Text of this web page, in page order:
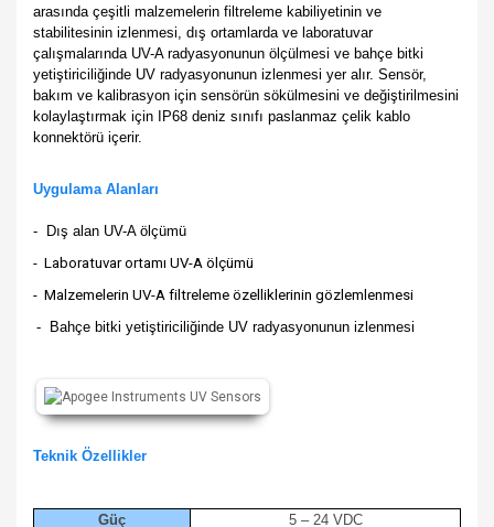
arasında çeşitli malzemelerin filtreleme kabiliyetinin ve
stabilitesinin izlenmesi, dış ortamlarda ve laboratuvar
çalışmalarında UV-A radyasyonunun ölçülmesi ve bahçe bitki
yetiştiriciliğinde UV radyasyonunun izlenmesi yer alır. Sensör,
bakım ve kalibrasyon için sensörün sökülmesini ve değiştirilmesini
kolaylaştırmak için IP68 deniz sınıfı paslanmaz çelik kablo
konnektörü içerir.
Uygulama Alanları
- Dış alan UV-A ölçümü
- Laboratuvar ortamı UV-A ölçümü
- Malzemelerin UV-A filtreleme özelliklerinin gözlemlenmesi
- Bahçe bitki yetiştiriciliğinde UV radyasyonunun izlenmesi
Teknik Özellikler
Güç 5 – 24 VDC